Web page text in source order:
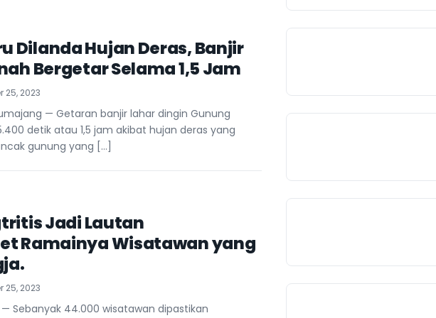
Dilanda Hujan Deras, Banjir
Bergetar Selama 1,5 Jam
25, 2023
— Getaran banjir lahar dingin Gunung
detik atau 1,5 jam akibat hujan deras yang
gunung yang […]
Jadi Lautan
Ramainya Wisatawan yang
25, 2023
Sebanyak 44.000 wisatawan dipastikan